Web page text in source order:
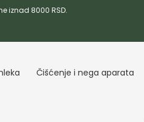
iznad 8000 RSD.
Čišćenje i nega aparata